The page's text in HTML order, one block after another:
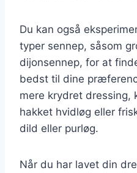
Du kan også
typer sennep, såsom
dijonsennep, for at
bedst til dine
mere krydret
hakket hvidløg eller
dild eller purløg.
Når du har lavet din